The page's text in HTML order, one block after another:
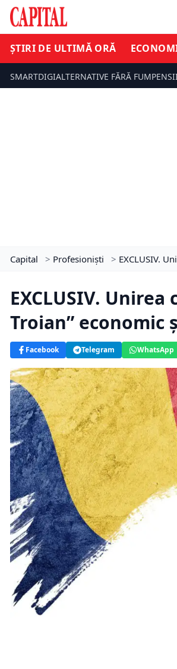
ȘTIRI DE ULTIMĂ ORĂ
SMARTDIGIALTERNATIVE FĂRĂ FUM
Capital > Profesioniști > EXCLUSIV.
EXCLUSIV.
Troian”
Facebook Telegram WhatsApp